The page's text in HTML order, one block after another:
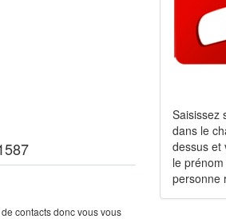
contacts donc vous vous
Saisissez
dans le
dessus et
le
personne